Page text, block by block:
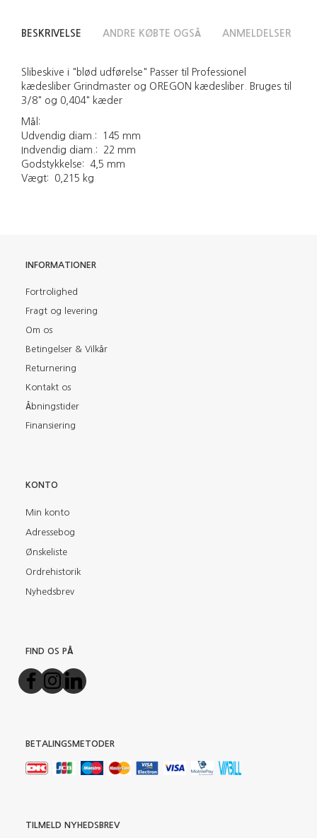
BESKRIVELSE ANDRE KØBTE OGSÅ ANMELDELSER
Slibeskive i "blød udførelse" Passer til Professionel
kædesliber Grindmaster og OREGON kædesliber. Bruges til
3/8" og 0,404" kæder
Mål:
Udvendig diam.: 145 mm
Indvendig diam.: 22 mm
Godstykkelse: 4,5 mm
Vægt: 0,215 kg
INFORMATIONER
Fortrolighed
Fragt og levering
Om os
Betingelser & Vilkår
Returnering
Kontakt os
Åbningstider
Finansiering
KONTO
Min konto
Adressebog
Ønskeliste
Ordrehistorik
Nyhedsbrev
FIND OS PÅ
BETALINGSMETODER
TILMELD NYHEDSBREV